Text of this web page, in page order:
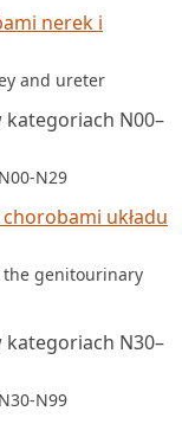
nerek i
and ureter
N00–
N29
układu
the genitourinary
N30–
N99